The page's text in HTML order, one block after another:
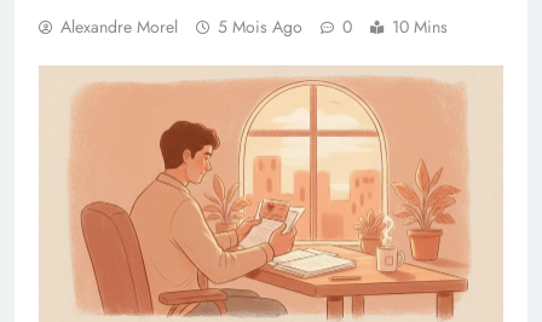
Alexandre Morel 5 Mois Ago 0 10 Mins